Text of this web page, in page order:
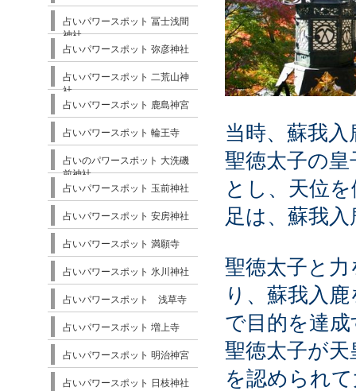
当時、蘇我
聖徳太子の
とし、天位
足は、蘇我
聖徳太子と
り、蘇我入
で目的を達
聖徳太子が
を認められ
占いパワースポット 冨士浅間
神社
占いパワースポット 弥彦神社
占いパワースポット 二荒山神
社
占いパワースポット 鹿島神宮
占いパワースポット 輪王寺
占いのパワースポット 大洗磯
前神社
占いパワースポット 玉前神社
占いパワースポット 安房神社
占いパワースポット 満願寺
占いパワースポット 氷川神社
占いパワースポット 浅草寺
占いパワースポット 増上寺
占いパワースポット 明治神宮
占いパワースポット 日枝神社